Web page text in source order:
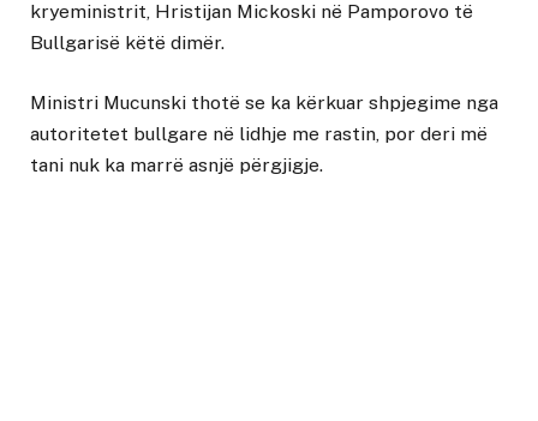
kryeministrit, Hristijan Mickoski në Pamporovo të
Bullgarisë këtë dimër.
Ministri Mucunski thotë se ka kërkuar shpjegime nga
autoritetet bullgare në lidhje me rastin, por deri më
tani nuk ka marrë asnjë përgjigje.